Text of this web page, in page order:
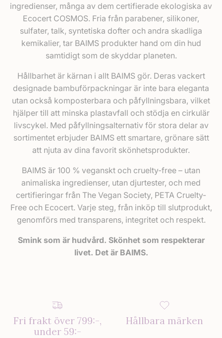
ingredienser, många av dem certifierade ekologiska av
Ecocert COSMOS. Fria från parabener, silikoner,
sulfater, talk, syntetiska dofter och andra skadliga
kemikalier, tar BAIMS produkter hand om din hud
samtidigt som de skyddar planeten.
Hållbarhet är kärnan i allt BAIMS gör. Deras vackert
designade bambuförpackningar är inte bara eleganta
utan också komposterbara och påfyllningsbara, vilket
hjälper till att minska plastavfall och stödja en cirkulär
livscykel. Med påfyllningsalternativ för stora delar av
sortimentet erbjuder BAIMS ett smartare, grönare sätt
att njuta av dina favorit skönhetsprodukter.
BAIMS är 100 % veganskt och cruelty-free – utan
animaliska ingredienser, utan djurtester, och med
certifieringar från The Vegan Society, PETA Cruelty-
Free och Ecocert. Varje steg, från inköp till slutprodukt,
genomförs med transparens, integritet och respekt.
Smink som är hudvård. Skönhet som respekterar
livet. Det är BAIMS.
Fri frakt över 799:-,
under 59:-
Hållbara märken